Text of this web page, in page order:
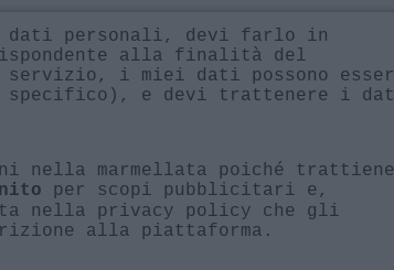
dati personali, devi farlo in
alla finalità del
i miei dati possono
specifico), e devi trattenere i
nella marmellata poiché trattiene
per scopi pubblicitari e,
nella privacy policy che gli
alla piattaforma.